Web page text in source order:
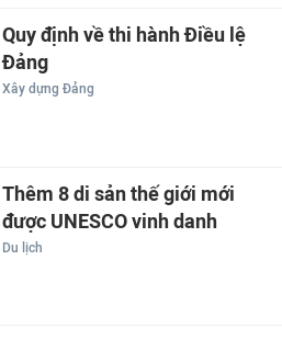
Quy định về thi hành Điều lệ
Đảng
Xây dựng Đảng
Thêm 8 di sản thế giới mới
được UNESCO vinh danh
Du lịch